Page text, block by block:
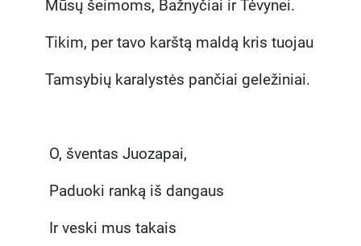
Mūsų šeimoms, Bažnyčiai ir Tėvynei.
Tikim, per tavo karštą maldą kris tuojau
Tamsybių karalystės pančiai geležiniai.
O, šventas Juozapai,
Paduoki ranką iš dangaus
Ir veski mus takais